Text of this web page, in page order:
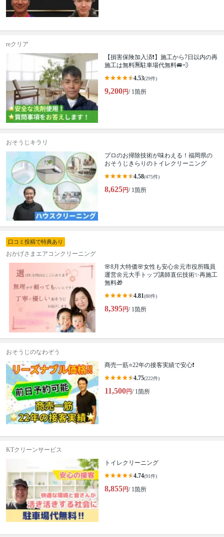
reクリア
【損害保険加入済❗️】施工から7日以内の再
施工は無料🈚️駐車場代無料🚐💨
4.53(29件)
9,200円/ 1箇所
おそうじキラリ
プロのお掃除技術が味わえる！福岡県の
おそうじきらりのトイレクリーニング
4.58(475件)
8,625円/ 1箇所
口コミ投稿で特典あり
おかげさまエアコンクリーニング
🌸8月大特価🌸女性も安心🌼元市役所職員
運営🌼元大手トップ講師直伝技術✨再施工
無料🎁
4.81(80件)
8,395円/ 1箇所
おそうじのなわぞう
商売一筋⭐️22年の接客実績で安心❗️
4.75(222件)
11,500円/ 1箇所
KTクリーンサービス
トイレクリーニング
4.74(91件)
8,855円/ 1箇所